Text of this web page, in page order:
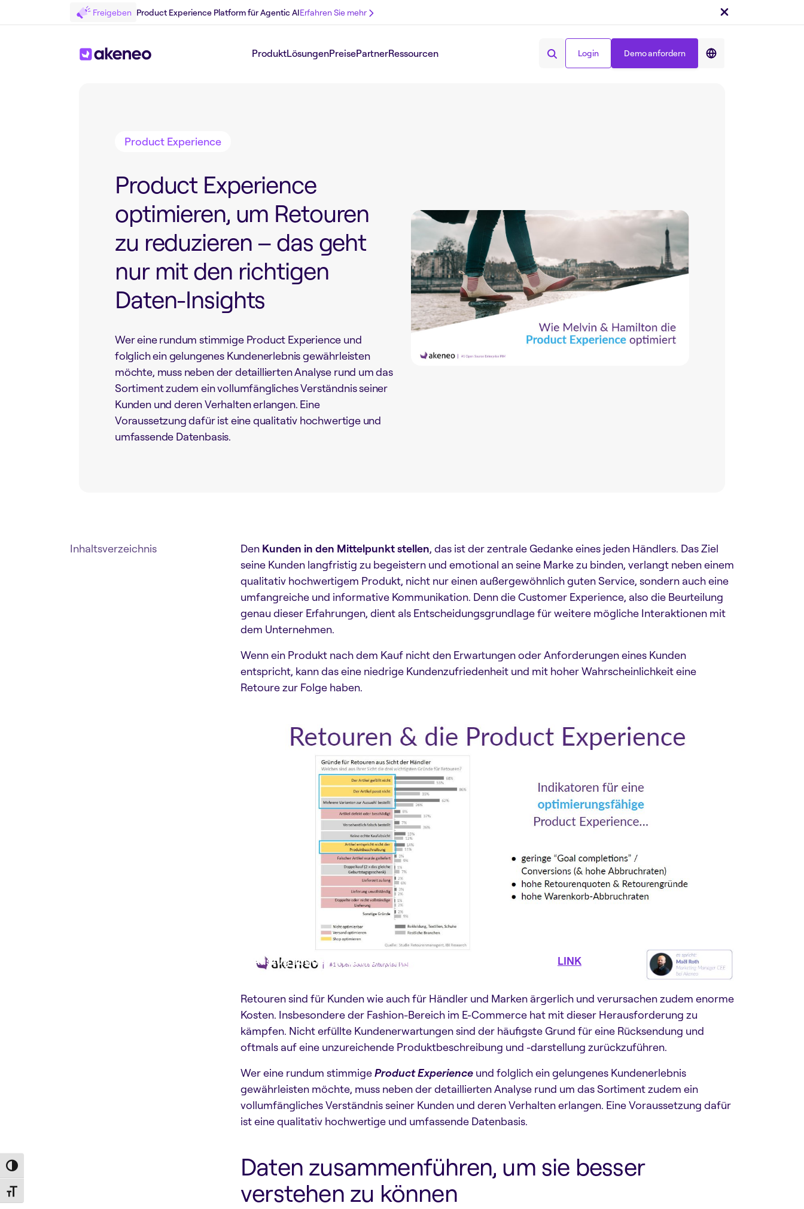
Toggle High Contrast
Toggle Font size
Freigeben Product Experience Platform für Agentic AIErfahren Sie mehr
ProduktLösungenPreisePartnerRessourcen Login Demo anfordern
Teilen auf :
Product Experience
Product Experience
optimieren, um Retouren
zu reduzieren – das geht
nur mit den richtigen
Daten-Insights
Wer eine rundum stimmige Product Experience und
folglich ein gelungenes Kundenerlebnis gewährleisten
möchte, muss neben der detaillierten Analyse rund um das
Sortiment zudem ein vollumfängliches Verständnis seiner
Kunden und deren Verhalten erlangen. Eine
Voraussetzung dafür ist eine qualitativ hochwertige und
umfassende Datenbasis.
Inhaltsverzeichnis Den Kunden in den Mittelpunkt stellen, das ist der zentrale Gedanke eines jeden Händlers. Das Ziel
seine Kunden langfristig zu begeistern und emotional an seine Marke zu binden, verlangt neben einem
qualitativ hochwertigem Produkt, nicht nur einen außergewöhnlich guten Service, sondern auch eine
umfangreiche und informative Kommunikation. Denn die Customer Experience, also die Beurteilung
genau dieser Erfahrungen, dient als Entscheidungsgrundlage für weitere mögliche Interaktionen mit
dem Unternehmen.
Wenn ein Produkt nach dem Kauf nicht den Erwartungen oder Anforderungen eines Kunden
entspricht, kann das eine niedrige Kundenzufriedenheit und mit hoher Wahrscheinlichkeit eine
Retoure zur Folge haben.
Auszug aus dem Webinar mit Melvin & Hamilton und Minubo ( LINK
Retouren sind für Kunden wie auch für Händler und Marken ärgerlich und verursachen zudem enorme
Kosten. Insbesondere der Fashion-Bereich im E-Commerce hat mit dieser Herausforderung zu
kämpfen. Nicht erfüllte Kundenerwartungen sind der häufigste Grund für eine Rücksendung und
oftmals auf eine unzureichende Produktbeschreibung und -darstellung zurückzuführen.
Wer eine rundum stimmigeProduct Experience und folglich ein gelungenes Kundenerlebnis
gewährleisten möchte, muss neben der detaillierten Analyse rund um das Sortiment zudem ein
vollumfängliches Verständnis seiner Kunden und deren Verhalten erlangen. Eine Voraussetzung dafür
ist eine qualitativ hochwertige und umfassende Datenbasis.
Daten zusammenführen, um sie besser
verstehen zu können